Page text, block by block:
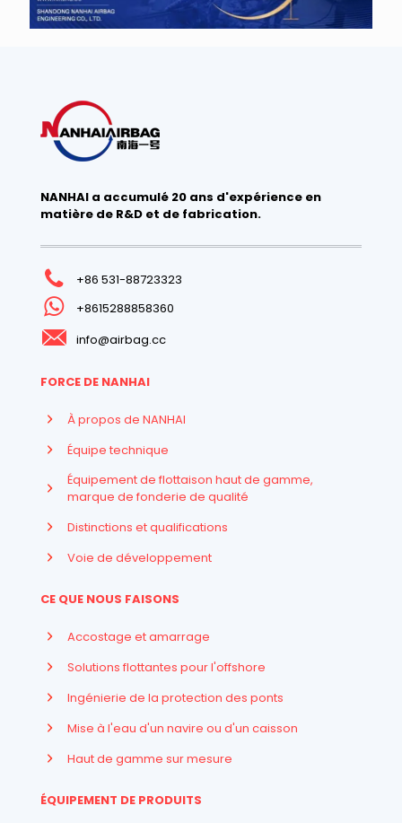
NANHAI a accumulé 20 ans d'expérience en
matière de R&D et de fabrication.
+86 531-88723323
+8615288858360
info@airbag.cc
FORCE DE NANHAI
À propos de NANHAI
Équipe technique
Équipement de flottaison haut de gamme,
marque de fonderie de qualité
Distinctions et qualifications
Voie de développement
CE QUE NOUS FAISONS
Accostage et amarrage
Solutions flottantes pour l'offshore
Ingénierie de la protection des ponts
Mise à l'eau d'un navire ou d'un caisson
Haut de gamme sur mesure
ÉQUIPEMENT DE PRODUITS